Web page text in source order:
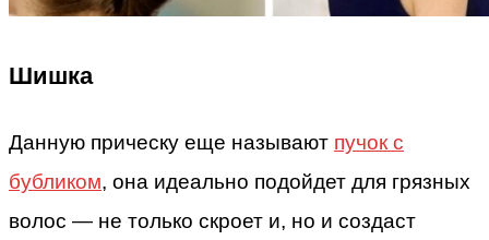
Шишка
Данную прическу еще называют пучок с
бубликом, она идеально подойдет для грязных
волос — не только скроет и, но и создаст